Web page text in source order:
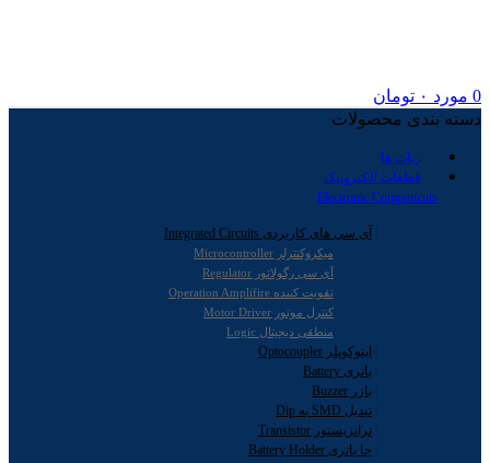
0 مورد ۰ تومان
دسته بندی محصولات
ربات ها
قطعات الکترونیک
Electronic Components
آی سی های کاربردی Integrated Circuits
میکروکنترلر Microcontroller
آی سی رگولاتور Regulator
تقویت کننده Operation Amplifire
کنترل موتور Motor Driver
منطقی دیجیتال Logic
اپتوکوپلر Optocoupler
باتری Battery
بازر Buzzer
تبدیل SMD به Dip
ترانزیستور Transistor
جا باتری Battery Holder